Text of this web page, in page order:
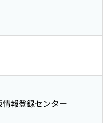
報登録センター